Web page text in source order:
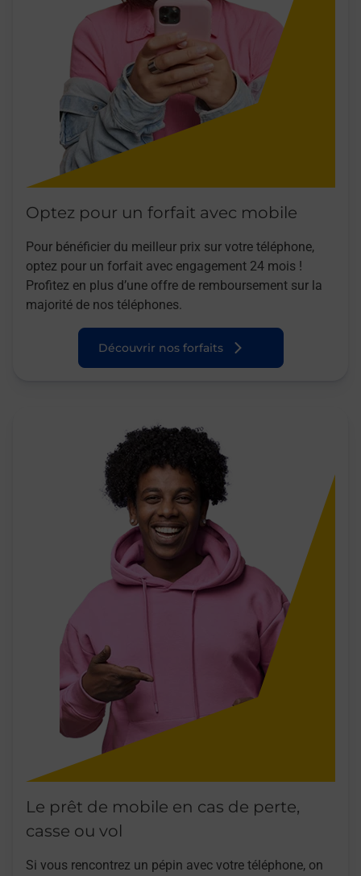
Optez pour un forfait avec mobile
Pour bénéficier du meilleur prix sur votre téléphone,
optez pour un forfait avec engagement 24 mois !
Profitez en plus d’une offre de remboursement sur la
majorité de nos téléphones.
Découvrir nos forfaits
Le prêt de mobile en cas de perte,
casse ou vol
Si vous rencontrez un pépin avec votre téléphone, on